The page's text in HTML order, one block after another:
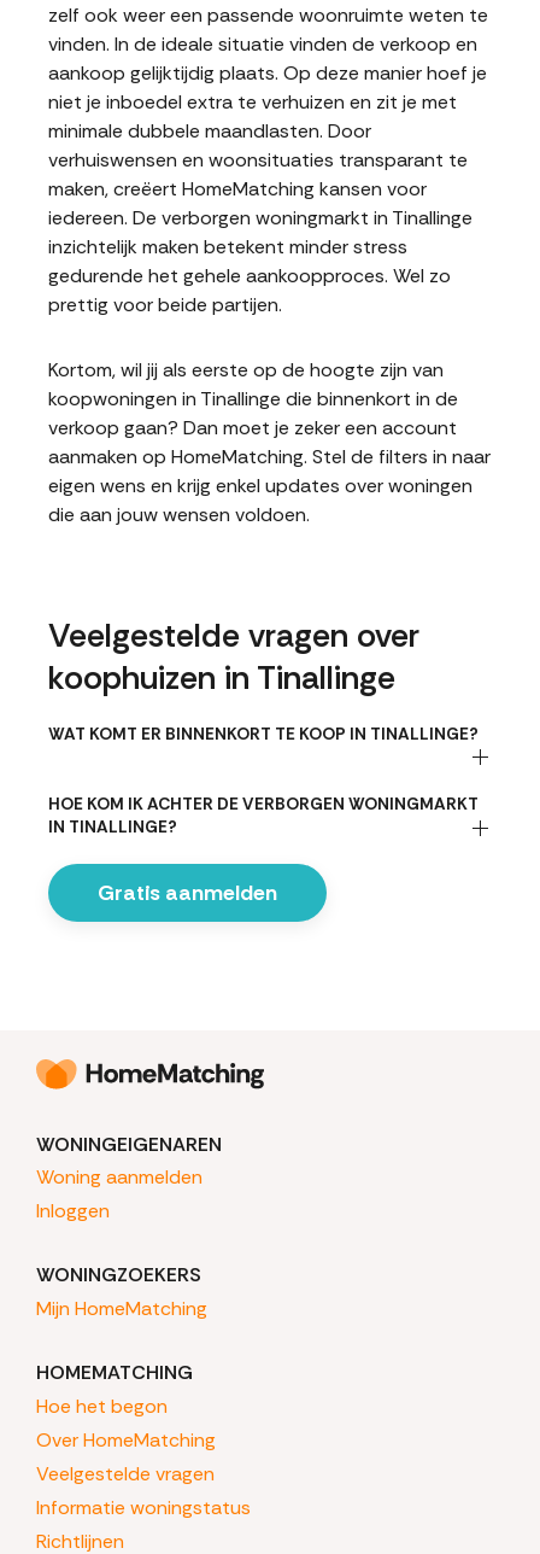
zelf ook weer een passende woonruimte weten te
vinden. In de ideale situatie vinden de verkoop en
aankoop gelijktijdig plaats. Op deze manier hoef je
niet je inboedel extra te verhuizen en zit je met
minimale dubbele maandlasten. Door
verhuiswensen en woonsituaties transparant te
maken, creëert HomeMatching kansen voor
iedereen. De verborgen woningmarkt in Tinallinge
inzichtelijk maken betekent minder stress
gedurende het gehele aankoopproces. Wel zo
prettig voor beide partijen.
Kortom, wil jij als eerste op de hoogte zijn van
koopwoningen in Tinallinge die binnenkort in de
verkoop gaan? Dan moet je zeker een account
aanmaken op HomeMatching. Stel de filters in naar
eigen wens en krijg enkel updates over woningen
die aan jouw wensen voldoen.
Veelgestelde vragen over
koophuizen in Tinallinge
WAT KOMT ER BINNENKORT TE KOOP IN TINALLINGE?
HOE KOM IK ACHTER DE VERBORGEN WONINGMARKT
IN TINALLINGE?
Gratis aanmelden
WONINGEIGENAREN
Woning aanmelden
Inloggen
WONINGZOEKERS
Mijn HomeMatching
HOMEMATCHING
Hoe het begon
Over HomeMatching
Veelgestelde vragen
Informatie woningstatus
Richtlijnen